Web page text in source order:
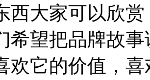
西大家可以欣
希望把品牌故
欢它的价值，